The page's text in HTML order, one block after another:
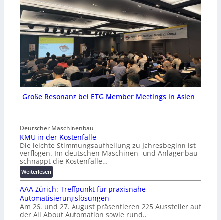
Große Resonanz bei ETG Member Meetings in Asien
Deutscher Maschinenbau
KMU in der Kostenfalle
Die leichte Stimmungsaufhellung zu Jahresbeginn ist
verflogen. Im deutschen Maschinen- und Anlagenbau
schnappt die Kostenfalle…
Weiterlesen:
K
M
U
i
n
AAA Zürich: Treffpunkt für praxisnahe
Automatisierungslösungen
Am 26. und 27. August präsentieren 225 Aussteller auf
der All About Automation sowie rund…